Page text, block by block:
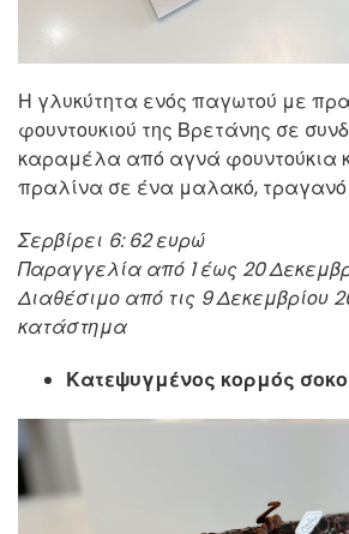
Η γλυκύτητα ενός παγωτού με
φουντουκιού της Βρετάνης σε
καραμέλα από αγνά φουντούκια
πραλίνα σε ένα μαλακό, τραγανό
Σερβίρει 6: 62 ευρώ
Παραγγελία από 1 έως 20
Διαθέσιμο από τις 9 Δεκεμβρίου
κατάστημα
Κατεψυγμένος κορμός